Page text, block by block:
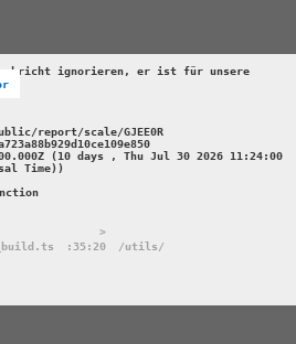
ignorieren, er ist für unsere
report/scale/GJEE0R
(10 days , Thu Jul 30 2026 11:24:00
Time))
>
:35:20
/utils/